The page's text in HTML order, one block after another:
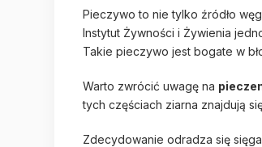
Pieczywo to nie tylko źródło
Instytut Żywności i Żywienia
Takie pieczywo jest bogate w
Warto zwrócić uwagę na
tych częściach ziarna znajdują
Zdecydowanie odradza się